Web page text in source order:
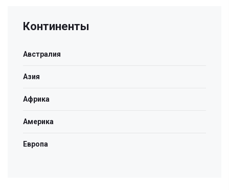
Континенты
Австралия
Азия
Африка
Америка
Европа